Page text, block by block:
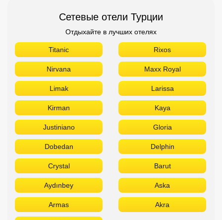
Сетевые отели Турции
Отдыхайте в лучших отелях
Titanic Rixos
Nirvana Maxx Royal
Limak Larissa
Kirman Kaya
Justiniano Gloria
Dobedan Delphin
Crystal Barut
Aydınbey Aska
Armas Akra